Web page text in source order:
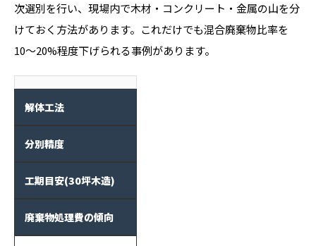
次選別を行い、現場内で木材・コンクリート・金属の山を分
けておく方法があります。これだけでも混合廃棄物比率を
10〜20%程度下げられる事例があります。
解体工法
分別精度
工期目安(30坪木造)
廃棄物処理費の傾向